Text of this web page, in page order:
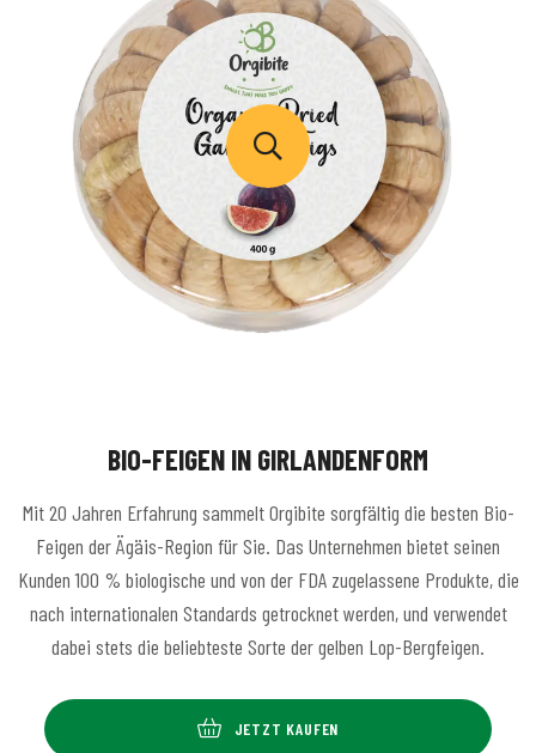
BIO-FEIGEN IN GIRLANDENFORM
Mit 20 Jahren Erfahrung sammelt Orgibite sorgfältig die besten Bio-
Feigen der Ägäis-Region für Sie. Das Unternehmen bietet seinen
Kunden 100 % biologische und von der FDA zugelassene Produkte, die
nach internationalen Standards getrocknet werden, und verwendet
dabei stets die beliebteste Sorte der gelben Lop-Bergfeigen.
JETZT KAUFEN